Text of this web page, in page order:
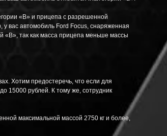
«B» и прицепа с разрешенной
вас автомобиль Ford Focus, снаряженная
«B», так как масса прицепа меньше массы
Хотим предостеречь, что если для
15000 рублей. К тому же, сотрудник
максимальной массой 2750 кг и более,